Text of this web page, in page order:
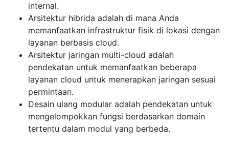
internal.
Arsitektur hibrida adalah di mana Anda
memanfaatkan infrastruktur fisik di lokasi dengan
layanan berbasis cloud.
Arsitektur jaringan multi-cloud adalah
pendekatan untuk memanfaatkan beberapa
layanan cloud untuk menerapkan jaringan sesuai
permintaan.
Desain ulang modular adalah pendekatan untuk
mengelompokkan fungsi berdasarkan domain
tertentu dalam modul yang berbeda.